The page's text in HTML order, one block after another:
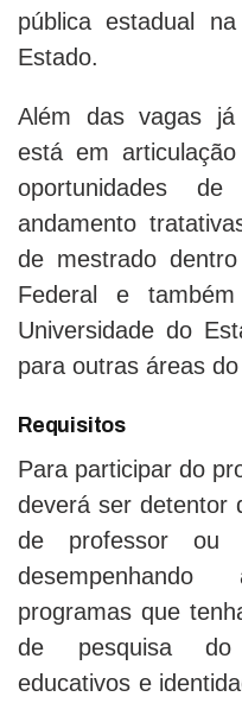
pública estadual
Estado.
Além das vagas já
está em
oportunidades
andamento
de mestrado
Federal e
Universidade do
para outras áreas
Requisitos
Para participar do
deverá ser detentor
de professor ou
programas que
de pesquisa do
educativos e